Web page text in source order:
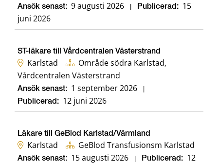
Ansök senast: 9 augusti 2026 Publicerad: 15
juni 2026
ST-läkare till Vårdcentralen Västerstrand
Karlstad
Område södra Karlstad,
Vårdcentralen Västerstrand
Ansök senast: 1 september 2026
Publicerad: 12 juni 2026
Läkare till GeBlod Karlstad/Värmland
Karlstad GeBlod Transfusionsm Karlstad
Ansök senast: 15 augusti 2026 Publicerad: 12